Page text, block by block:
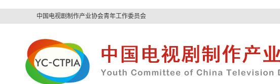
中国电视剧制作产业协会青年工作委员会